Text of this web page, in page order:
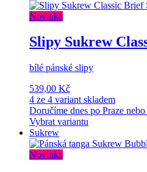
Novinka
Slipy Sukrew
bílé pánské slipy
539,00 Kč
4 ze 4 variant skladem
Doručíme dnes po Praze
Vybrat variantu
Sukrew
Novinka